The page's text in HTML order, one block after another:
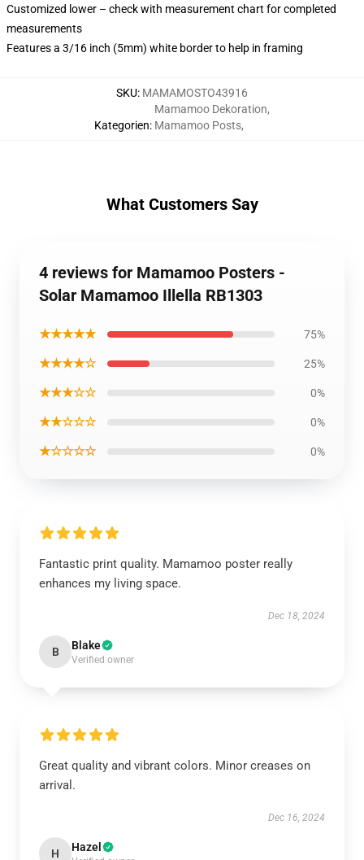
Customized lower – check with measurement chart for completed
measurements
Features a 3/16 inch (5mm) white border to help in framing
SKU: MAMAMOSTO43916
Kategorien:
Mamamoo Dekoration,
Mamamoo Posts,
What Customers Say
4 reviews for Mamamoo Posters -
Solar Mamamoo Illella RB1303
★★★★★ 75%
★★★★☆ 25%
★★★☆☆ 0%
★★☆☆☆ 0%
★☆☆☆☆ 0%
Fantastic print quality. Mamamoo poster really
enhances my living space.
Dec 18, 2024
B Blake
Verified owner
Great quality and vibrant colors. Minor creases on
arrival.
Dec 16, 2024
H Hazel